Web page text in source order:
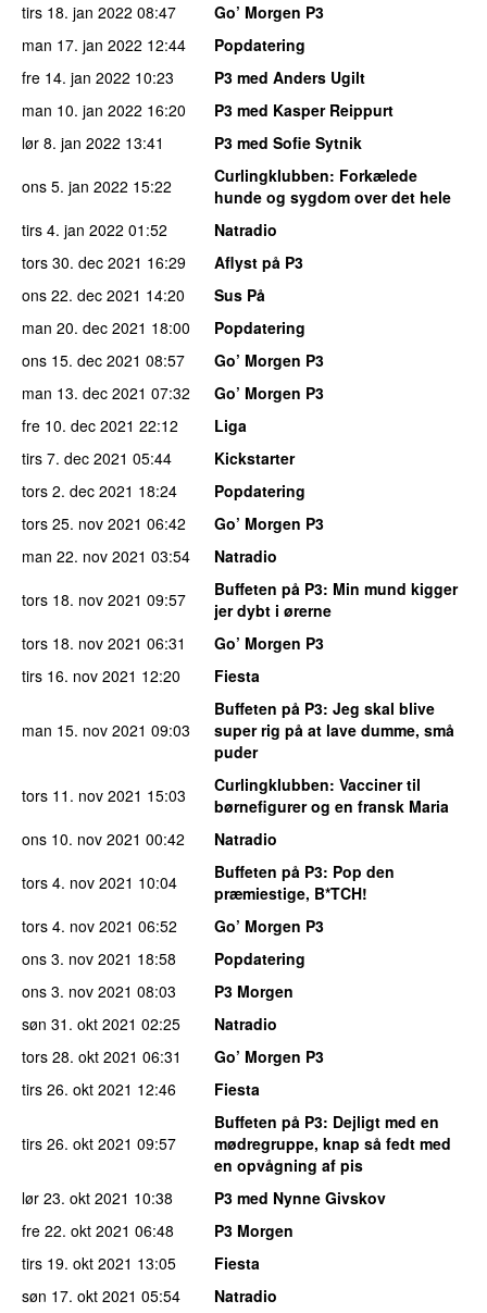
tirs 18. jan 2022 08:47
Go’ Morgen P3
man 17. jan 2022 12:44
Popdatering
fre 14. jan 2022 10:23
P3 med Anders Ugilt
man 10. jan 2022 16:20
P3 med Kasper Reippurt
lør 8. jan 2022 13:41
P3 med Sofie Sytnik
ons 5. jan 2022 15:22 Curlingklubben: Forkælede
hunde og sygdom over det hele
tirs 4. jan 2022 01:52
Natradio
tors 30. dec 2021 16:29
Aflyst på P3
ons 22. dec 2021 14:20
Sus På
man 20. dec 2021 18:00
Popdatering
ons 15. dec 2021 08:57
Go’ Morgen P3
man 13. dec 2021 07:32
Go’ Morgen P3
fre 10. dec 2021 22:12
Liga
tirs 7. dec 2021 05:44
Kickstarter
tors 2. dec 2021 18:24
Popdatering
tors 25. nov 2021 06:42
Go’ Morgen P3
man 22. nov 2021 03:54
Natradio
tors 18. nov 2021 09:57 Buffeten på P3: Min mund kigger
jer dybt i ørerne
tors 18. nov 2021 06:31
Go’ Morgen P3
tirs 16. nov 2021 12:20 Fiesta
man 15. nov 2021 09:03
Buffeten på P3: Jeg skal blive
super rig på at lave dumme, små
puder
tors 11. nov 2021 15:03 Curlingklubben: Vacciner til
børnefigurer og en fransk Maria
ons 10. nov 2021 00:42
Natradio
tors 4. nov 2021 10:04 Buffeten på P3: Pop den
præmiestige, B*TCH!
tors 4. nov 2021 06:52
Go’ Morgen P3
ons 3. nov 2021 18:58
Popdatering
ons 3. nov 2021 08:03
P3 Morgen
søn 31. okt 2021 02:25
Natradio
tors 28. okt 2021 06:31
Go’ Morgen P3
tirs 26. okt 2021 12:46 Fiesta
tirs 26. okt 2021 09:57
Buffeten på P3: Dejligt med en
mødregruppe, knap så fedt med
en opvågning af pis
lør 23. okt 2021 10:38
P3 med Nynne Givskov
fre 22. okt 2021 06:48
P3 Morgen
tirs 19. okt 2021 13:05
Fiesta
søn 17. okt 2021 05:54 Natradio